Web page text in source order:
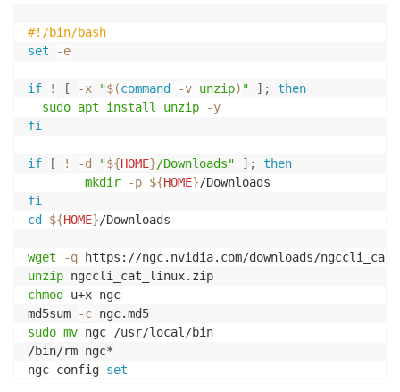
# Uninstall Docker Engine
#sudo rm -rf /var/lib/docker
#Executing the Docker Command Without Sudo
docker
--version
"Done."
#!/bin/bash
set
-e
if ! [ -x "$(command -v unzip) " ] ;
then
sudo apt install unzip
-y
fi
if [ ! -d "${HOME}/Downloads" ] ;
then
mkdir
-p ${HOME}
fi
cd
${HOME}/Downloads
wget
-q
unzip
chmod
u+x ngc
md5sum
-c
sudo mv ngc /usr/local/bin
/bin/rm ngc*
ngc config set